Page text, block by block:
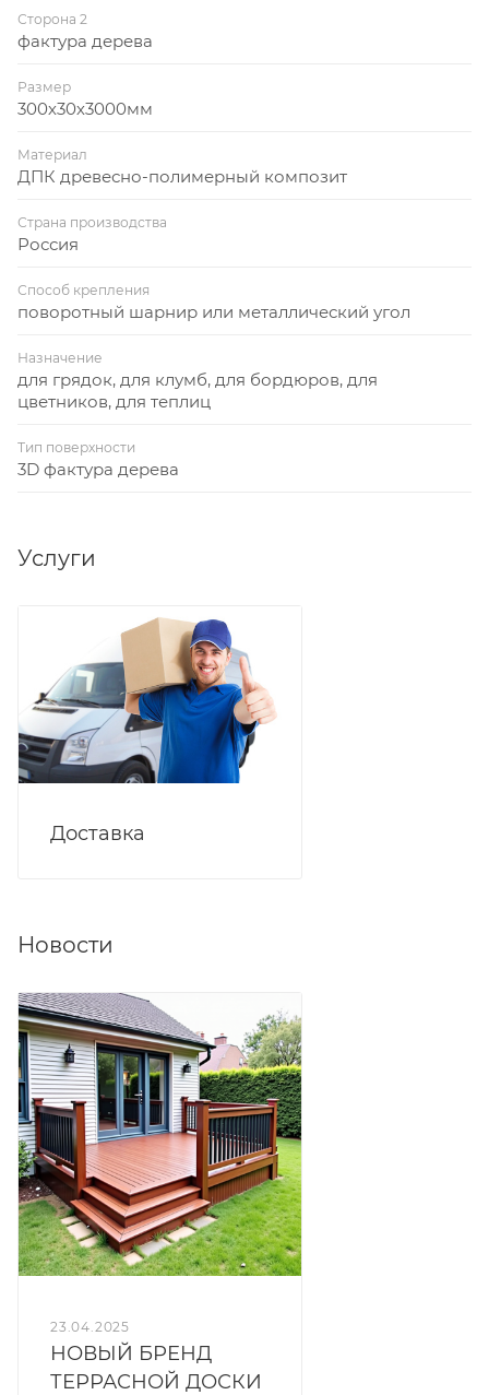
Сторона 2
фактура дерева
Размер
300х30х3000мм
Материал
ДПК древесно-полимерный композит
Страна производства
Россия
Способ крепления
поворотный шарнир или металлический угол
Назначение
для грядок, для клумб, для бордюров, для
цветников, для теплиц
Тип поверхности
3D фактура дерева
Услуги
Доставка
Новости
23.04.2025
НОВЫЙ БРЕНД
ТЕРРАСНОЙ ДОСКИ